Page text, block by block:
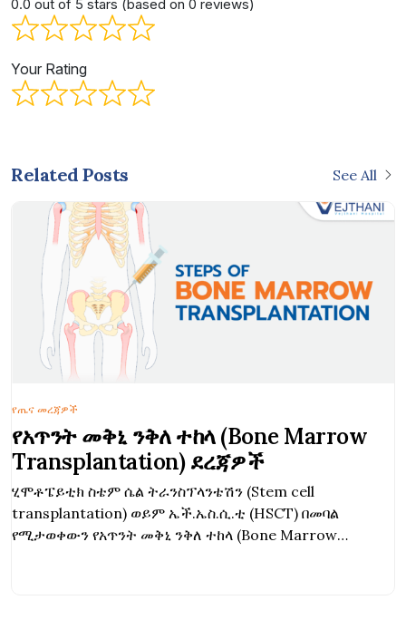
0.0 out of 5 stars (based on 0 reviews)
Your Rating
Related Posts See All
የአጥንት መቅኒ ንቅለ ተከላ (Bone Marrow
Transplantation) ደረጃዎች
ሂሞቶፔይቲክ ስቴም ሴል ትራንስፕላንቴሽን (Stem cell
transplantation) ወይም ኤች.ኤስ.ሲ.ቲ (HSCT) በመባል
የሚታወቀውን የአጥንት መቅኒ ንቅለ ተከላ (Bone Marrow
የጤና መረጃዎች